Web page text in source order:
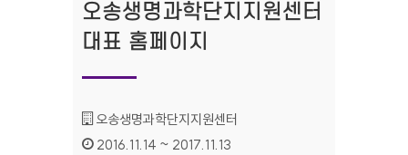
오송생명과학단지지원센터
대표 홈페이지
기관명 :
오송생명과학단지지원센터
인증기간 :
2016.11.14 ~ 2017.11.13